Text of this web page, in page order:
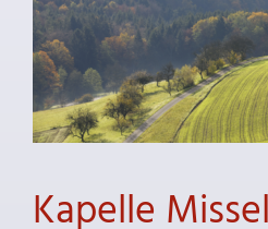
Kapelle